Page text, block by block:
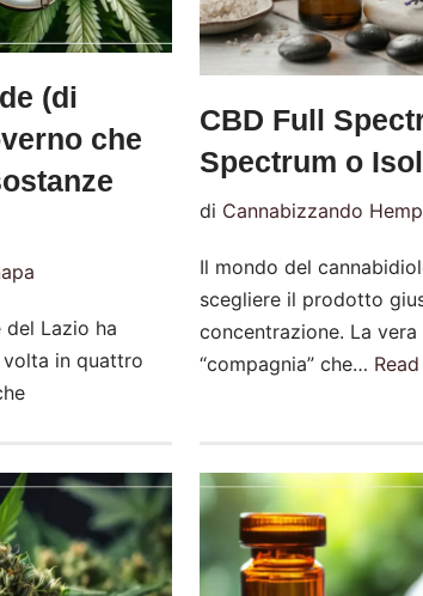
(di
che
del Lazio ha
in quattro
CBD Full
Spectrum o
di Cannabizzando
Il mondo del
scegliere il prodotto
concentrazione. La
“compagnia” che…